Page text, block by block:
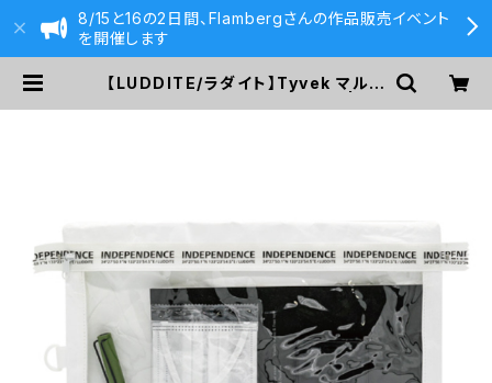
8/15と16の2日間、Flambergさんの作品販売イベント
を開催します
【LUDDITE/ラダイト】Tyvek マルチ